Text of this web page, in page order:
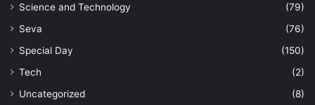
Science and Technology
(79)
Seva
(76)
Special Day
(150)
Tech
(2)
Uncategorized
(8)